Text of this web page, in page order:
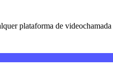
plataforma de videochamada